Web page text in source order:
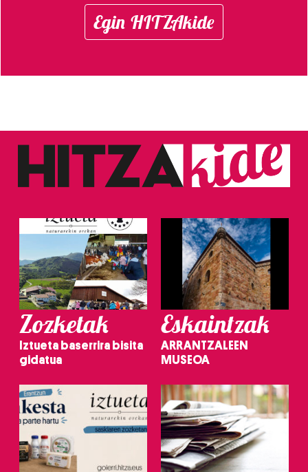
Egin HITZAkide
Zozketak
Iztueta baserrira bisita
gidatua
Eskaintzak
ARRANTZALEEN
MUSEOA